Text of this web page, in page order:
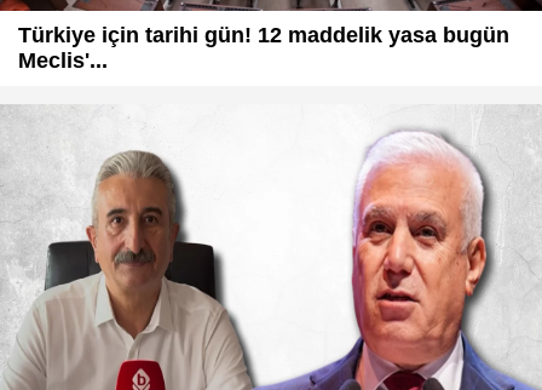
Türkiye için tarihi gün! 12 maddelik yasa bugün
Meclis'...